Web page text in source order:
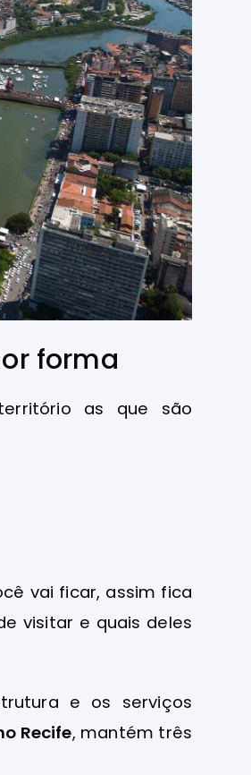
forma
as que são
vai ficar, assim fica
visitar e quais deles
e os serviços
Recife, mantém três